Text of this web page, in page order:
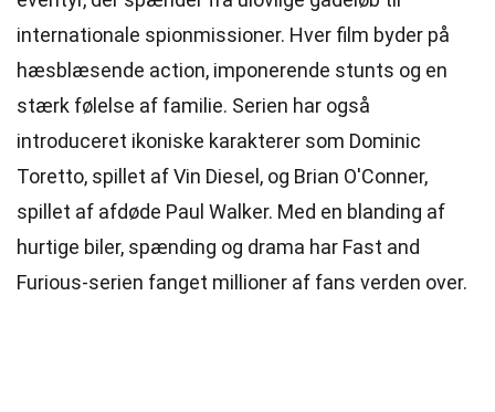
internationale spionmissioner. Hver film byder på
hæsblæsende action, imponerende stunts og en
stærk følelse af familie. Serien har også
introduceret ikoniske karakterer som Dominic
Toretto, spillet af Vin Diesel, og Brian O'Conner,
spillet af afdøde Paul Walker. Med en blanding af
hurtige biler, spænding og drama har Fast and
Furious-serien fanget millioner af fans verden over.